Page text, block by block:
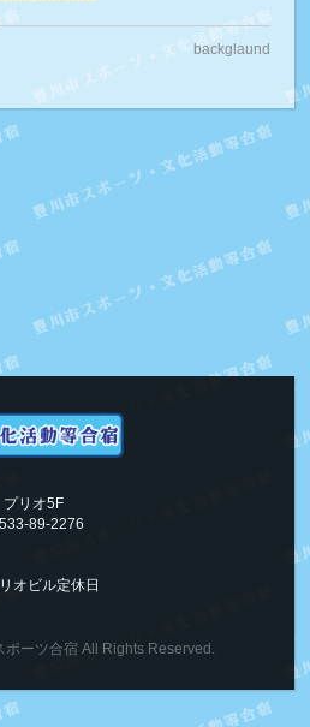
backglaund
リオ5F
89-2276
オビル定休日
ポーツ合宿All Rights Reserved.